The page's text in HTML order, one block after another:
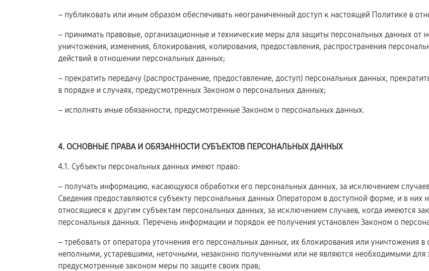
– публиковать или иным образом обеспечивать неограниченный доступ к настоящей Политике в
– принимать правовые, организационные и технические меры для защиты персональных данных от
уничтожения, изменения, блокирования, копирования, предоставления, распространения
действий в отношении персональных данных;
– прекратить передачу (распространение, предоставление, доступ) персональных данных,
в порядке и случаях, предусмотренных Законом о персональных данных;
– исполнять иные обязанности, предусмотренные Законом о персональных данных.
4. ОСНОВНЫЕ ПРАВА И ОБЯЗАННОСТИ СУБЪЕКТОВ ПЕРСОНАЛЬНЫХ ДАННЫХ
4.1. Субъекты персональных данных имеют право:
– получать информацию, касающуюся обработки его персональных данных, за исключением
Сведения предоставляются субъекту персональных данных Оператором в доступной форме, и в
относящиеся к другим субъектам персональных данных, за исключением случаев, когда имеются
персональных данных. Перечень информации и порядок ее получения установлен Законом о
– требовать от оператора уточнения его персональных данных, их блокирования или уничтожения
неполными, устаревшими, неточными, незаконно полученными или не являются необходимыми для
предусмотренные законом меры по защите своих прав;